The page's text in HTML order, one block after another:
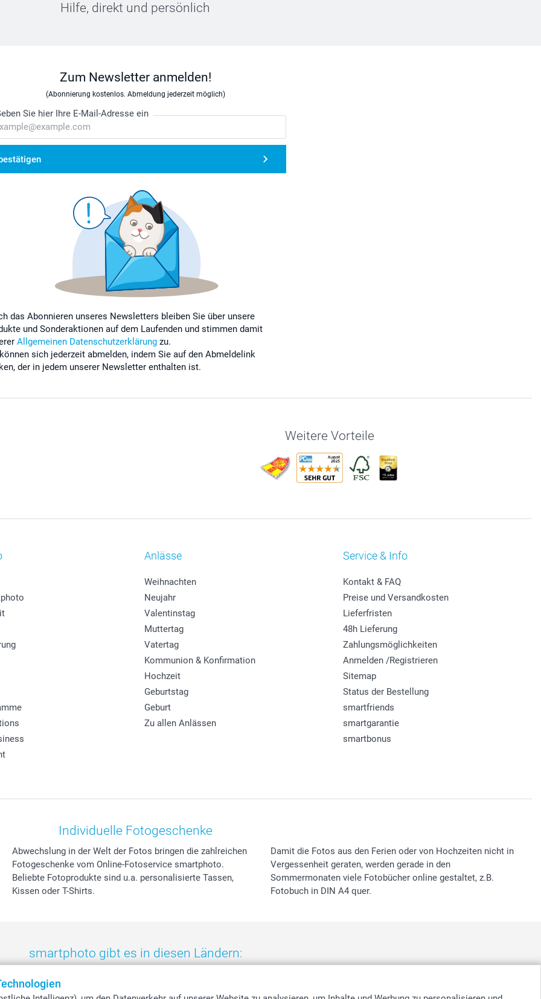
Hilfe, direkt und persönlich
Zum Newsletter anmelden!
(Abonnierung kostenlos. Abmeldung jederzeit möglich)
Sie hier Ihre E-Mail-Adresse ein
das Abonnieren unseres Newsletters bleiben Sie über unsere
und Sonderaktionen auf dem Laufenden und stimmen damit
Allgemeinen Datenschutzerklärung zu.
sich jederzeit abmelden, indem Sie auf den Abmeldelink
der in jedem unserer Newsletter enthalten ist.
Weitere Vorteile
Anlässe
Weihnachten
Neujahr
Valentinstag
Muttertag
Vatertag
Kommunion & Konfirmation
Hochzeit
Geburtstag
Geburt
Zu allen Anlässen
Service & Info
Kontakt & FAQ
Preise und Versandkosten
Lieferfristen
48h Lieferung
Zahlungsmöglichkeiten
Anmelden /Registrieren
Sitemap
Status der Bestellung
smartfriends
smartgarantie
smartbonus
Individuelle Fotogeschenke
Abwechslung in der Welt der Fotos bringen die zahlreichen
Fotogeschenke vom Online-Fotoservice smartphoto.
Beliebte Fotoprodukte sind u.a. personalisierte Tassen,
Kissen oder T-Shirts.
Damit die Fotos aus den Ferien oder von Hochzeiten nicht in
Vergessenheit geraten, werden gerade in den
Sommermonaten viele Fotobücher online gestaltet, z.B.
Fotobuch in DIN A4 quer.
smartphoto gibt es in diesen Ländern: